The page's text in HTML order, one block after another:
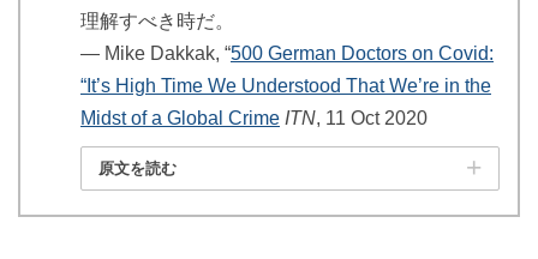
理解すべき時だ。
― Mike Dakkak, “500 German Doctors on Covid:
“It’s High Time We Understood That We’re in the
Midst of a Global Crime ITN, 11 Oct 2020
原文を読む